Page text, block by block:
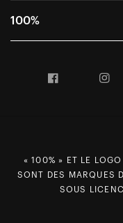
Foire aux questions
Conditions générales de
100%
Informations sur
du RGPD
Facebook
« 100% » ET LE
SONT DES MARQUES
SOUS